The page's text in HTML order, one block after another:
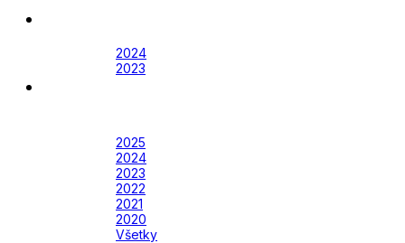
2024
2023
2025
2024
2023
2022
2021
2020
Všetky